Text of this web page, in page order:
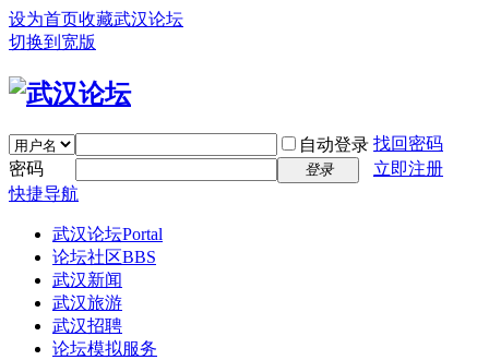
设为首页收藏武汉论坛
切换到宽版
自动登录 找回密码
密码
登录
立即注册
快捷导航
武汉论坛Portal
论坛社区BBS
武汉新闻
武汉旅游
武汉招聘
论坛模拟服务